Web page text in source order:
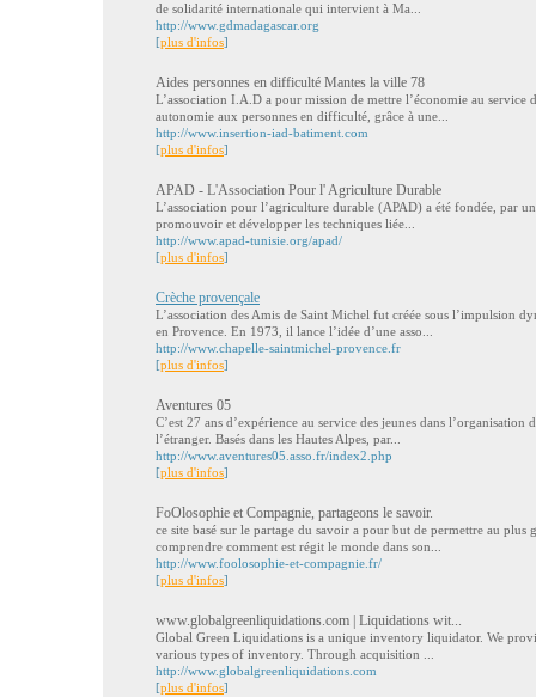
de solidarité internationale qui intervient à Ma...
http://www.gdmadagascar.org
[plus d'infos]
Aides personnes en difficulté Mantes la ville 78
L’association I.A.D a pour mission de mettre l’économie au service
autonomie aux personnes en difficulté, grâce à une...
http://www.insertion-iad-batiment.com
[plus d'infos]
APAD - L'Association Pour l' Agriculture Durable
L’association pour l’agriculture durable (APAD) a été fondée, par
promouvoir et développer les techniques liée...
http://www.apad-tunisie.org/apad/
[plus d'infos]
Crèche provençale
L’association des Amis de Saint Michel fut créée sous l’impulsion
en Provence. En 1973, il lance l’idée d’une asso...
http://www.chapelle-saintmichel-provence.fr
[plus d'infos]
Aventures 05
C’est 27 ans d’expérience au service des jeunes dans l’organisation
l’étranger. Basés dans les Hautes Alpes, par...
http://www.aventures05.asso.fr/index2.php
[plus d'infos]
FoOlosophie et Compagnie, partageons le savoir.
ce site basé sur le partage du savoir a pour but de permettre au
comprendre comment est régit le monde dans son...
http://www.foolosophie-et-compagnie.fr/
[plus d'infos]
www.globalgreenliquidations.com | Liquidations wit...
Global Green Liquidations is a unique inventory liquidator. We
various types of inventory. Through acquisition ...
http://www.globalgreenliquidations.com
[plus d'infos]